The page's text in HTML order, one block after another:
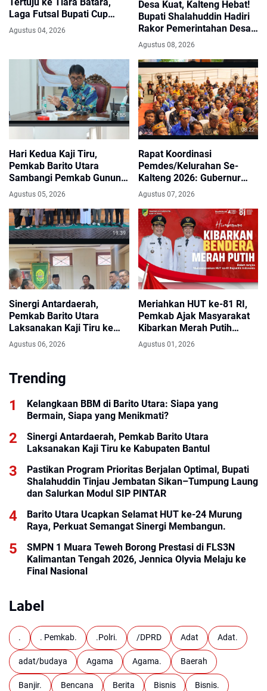
Tertuju ke Tiara Batara,
Laga Futsal Bupati Cup
Disambut Antusias Warga
Agustus 04, 2026
Desa Kuat, Kalteng Hebat!
Bupati Shalahuddin Hadiri
Rakor Pemerintahan Desa
dan Kelurahan se-Kalteng
2026
Agustus 08, 2026
Hari Kedua Kaji Tiru,
Pemkab Barito Utara
Sambangi Pemkab Gunung
Kidul
Agustus 05, 2026
Rapat Koordinasi
Pemdes/Kelurahan Se-
Kalteng 2026: Gubernur
Agustiar Sabran Tegaskan
Pembangunan Menuju
Kalteng Makin Berkah
Agustus 07, 2026
Sinergi Antardaerah,
Pemkab Barito Utara
Laksanakan Kaji Tiru ke
Kabupaten Bantul
Agustus 06, 2026
Meriahkan HUT ke-81 RI,
Pemkab Ajak Masyarakat
Kibarkan Merah Putih
Sepanjang Agustus
Agustus 01, 2026
Trending
Kelangkaan BBM di Barito Utara: Siapa yang
Bermain, Siapa yang Menikmati?
Sinergi Antardaerah, Pemkab Barito Utara
Laksanakan Kaji Tiru ke Kabupaten Bantul
Pastikan Program Prioritas Berjalan Optimal, Bupati
Shalahuddin Tinjau Jembatan Sikan–Tumpung Laung
dan Salurkan Modul SIP PINTAR
Barito Utara Ucapkan Selamat HUT ke-24 Murung
Raya, Perkuat Semangat Sinergi Membangun.
SMPN 1 Muara Teweh Borong Prestasi di FLS3N
Kalimantan Tengah 2026, Jennica Olyvia Melaju ke
Final Nasional
Label
. . Pemkab. .Polri. /DPRD Adat Adat.
adat/budaya Agama Agama. Baerah
Banjir. Bencana Berita Bisnis Bisnis.